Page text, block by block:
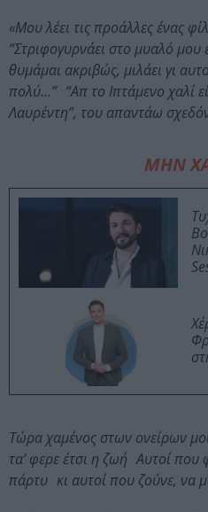
«Μου λέει τις προάλλες ένας
“Στριφογυρνάει στο μυαλό μου
θυμάμαι ακριβώς, μιλάει γι
πολύ…” “Απ το Ιπτάμενο χαλί
Λαυρέντη”, του απαντάω
ΜΗΝ
Τώρα χαμένος στων ονείρων
τα’ φερε έτσι η ζωή Αυτοί που
πάρτυ κι αυτοί που ζούνε, να